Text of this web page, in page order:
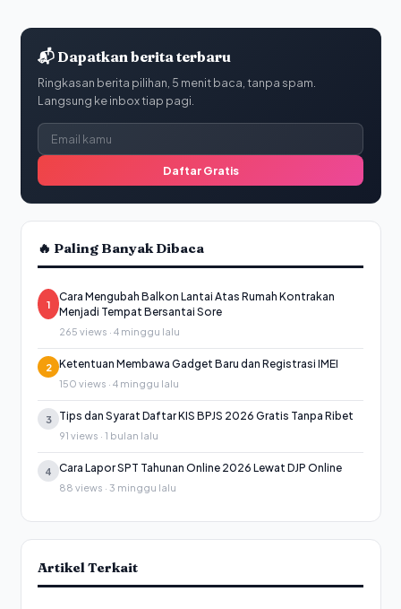
📬 Dapatkan berita terbaru
Ringkasan berita pilihan, 5 menit baca, tanpa spam.
Langsung ke inbox tiap pagi.
Daftar Gratis
🔥 Paling Banyak Dibaca
1
Cara Mengubah Balkon Lantai Atas Rumah Kontrakan
Menjadi Tempat Bersantai Sore
265 views · 4 minggu lalu
2 Ketentuan Membawa Gadget Baru dan Registrasi IMEI
150 views · 4 minggu lalu
3 Tips dan Syarat Daftar KIS BPJS 2026 Gratis Tanpa Ribet
91 views · 1 bulan lalu
4 Cara Lapor SPT Tahunan Online 2026 Lewat DJP Online
88 views · 3 minggu lalu
Artikel Terkait